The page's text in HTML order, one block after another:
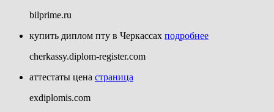
bilprime.ru
купить диплом пту в Черкассах подробнее
cherkassy.diplom-register.com
аттестаты цена страница
exdiplomis.com